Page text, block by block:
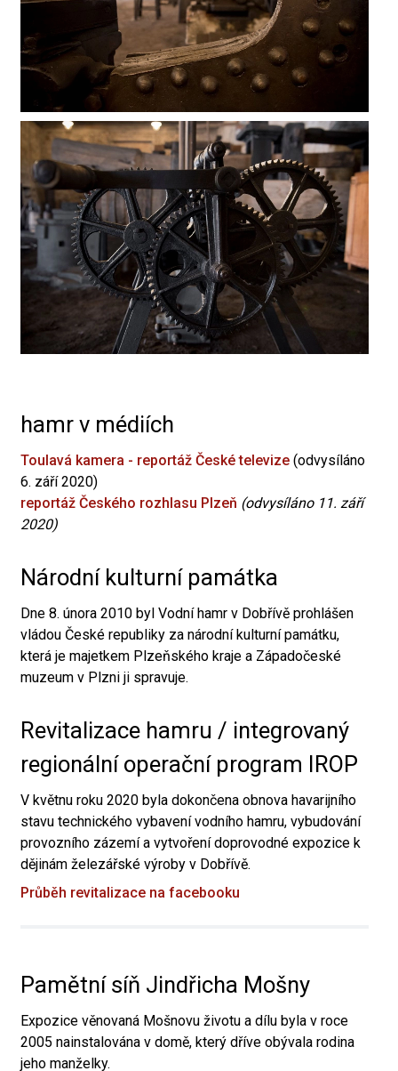
hamr v médiích
Toulavá kamera - reportáž České televize (odvysíláno
6. září 2020)
reportáž Českého rozhlasu Plzeň (odvysíláno 11. září
2020)
Národní kulturní památka
Dne 8. února 2010 byl Vodní hamr v Dobřívě prohlášen
vládou České republiky za národní kulturní památku,
která je majetkem Plzeňského kraje a Západočeské
muzeum v Plzni ji spravuje.
Revitalizace hamru / integrovaný
regionální operační program IROP
V květnu roku 2020 byla dokončena obnova havarijního
stavu technického vybavení vodního hamru, vybudování
provozního zázemí a vytvoření doprovodné expozice k
dějinám železářské výroby v Dobřívě.
Průběh revitalizace na facebooku
Pamětní síň Jindřicha Mošny
Expozice věnovaná Mošnovu životu a dílu byla v roce
2005 nainstalována v domě, který dříve obývala rodina
jeho manželky.